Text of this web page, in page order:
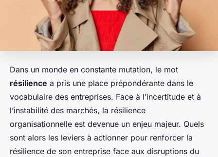
Dans un monde en constante mutation, le mot
résilience a pris une place prépondérante dans le
vocabulaire des entreprises. Face à l’incertitude et à
l’instabilité des marchés, la résilience
organisationnelle est devenue un enjeu majeur. Quels
sont alors les leviers à actionner pour renforcer la
résilience de son entreprise face aux disruptions du